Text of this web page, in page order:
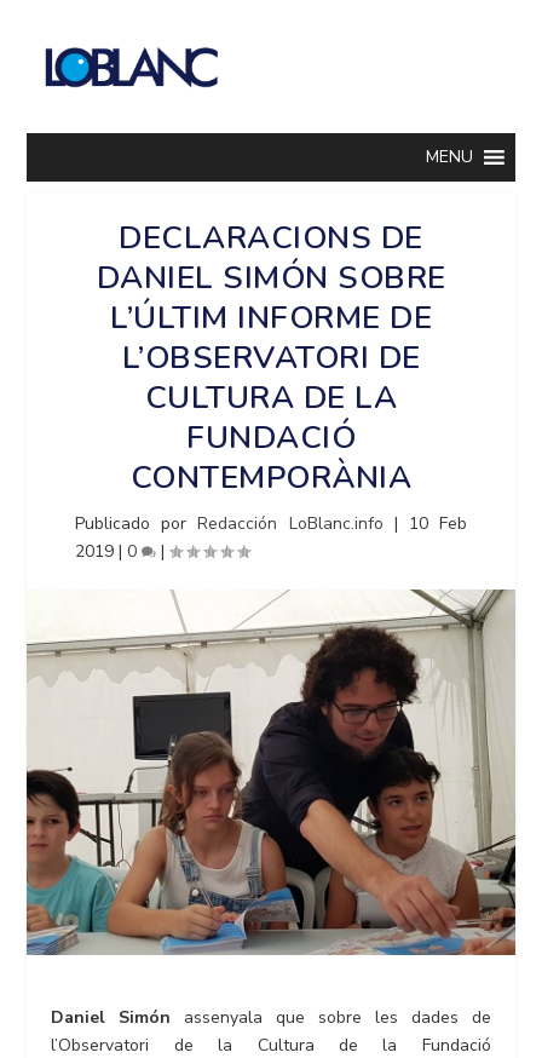
MENU
DECLARACIONS DE
DANIEL SIMÓN SOBRE
L’ÚLTIM INFORME DE
L’OBSERVATORI DE
CULTURA DE LA
FUNDACIÓ
CONTEMPORÀNIA
Publicado porRedacción LoBlanc.info | 10 Feb
2019 |0 |
Daniel Simón assenyala que sobre les dades de
l’Observatori de la Cultura de la Fundació